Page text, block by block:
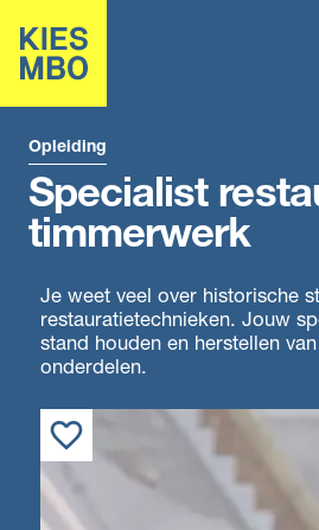
Opleiding
Specialist
timmerwerk
Je weet veel over historische
restauratietechnieken. Jouw
stand houden en herstellen
onderdelen.